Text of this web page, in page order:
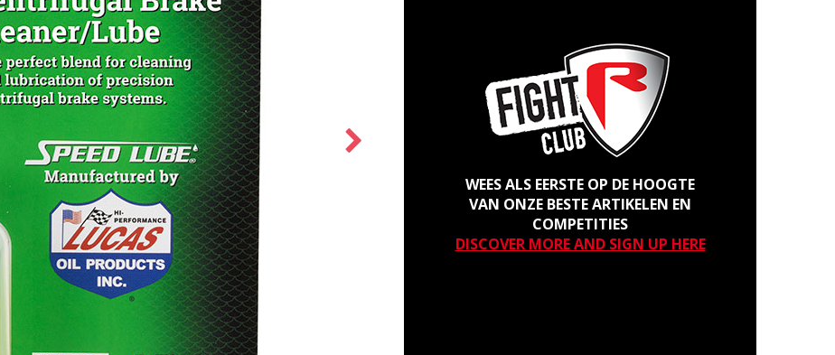
WEES ALS EERSTE OP DE HOOGTE
VAN ONZE BESTE ARTIKELEN EN
COMPETITIES
DISCOVER MORE AND SIGN UP HERE